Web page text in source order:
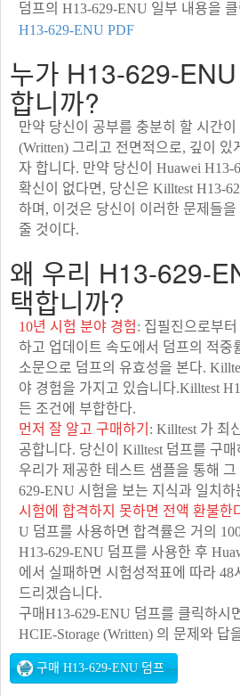
덤프의 H13-629-ENU 일부 내용을 클
H13-629-ENU PDF
누가 H13-629-
합니까?
만약 당신이 공부를 충분히 할 시간
(Written) 그리고 전면적으로, 깊이 있
자 합니다. 만약 당신이 Huawei H13-
확신이 없다면, 당신은 Killtest H13-
하며, 이것은 당신이 이러한 문제들
줄 것이다.
왜 우리 H13-629-
택합니까?
10년 시험 분야 경험: 집필진으로부
하고 업데이트 속도에서 덤프의 적중
소문으로 덤프의 유효성을 본다.
야 경험을 가지고 있습니다.Killtest
든 조건에 부합한다.
먼저 잘 알고 구매하기 : Killtest 가 최
공합니다. 당신이 Killtest 덤프를 구
우리가 제공한 테스트 샘플을 통해
629-ENU 시험을 보는 지식과 일치하
시험에 합격하지 못하면 전액 환불한
U 덤프를 사용하면 합격률은 거의
H13-629-ENU 덤프를 사용한 후
에서 실패하면 시험성적표에 따라 48
드리겠습니다.
구매H13-629-ENU 덤프를 클릭하시
HCIE-Storage (Written) 의 문제와 답